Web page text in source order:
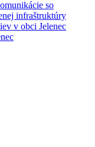
so
infraštruktúry
v obci Jelenec